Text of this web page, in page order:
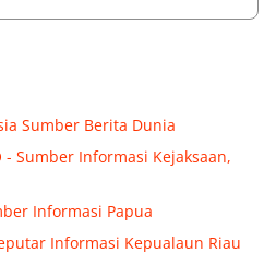
Sumber Berita Dunia
- Sumber Informasi Kejaksaan,
Informasi Papua
Informasi Kepualaun Riau